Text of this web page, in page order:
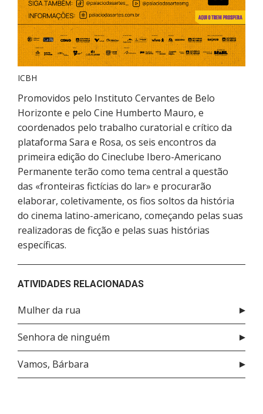
ICBH
Promovidos pelo Instituto Cervantes de Belo
Horizonte e pelo Cine Humberto Mauro, e
coordenados pelo trabalho curatorial e crítico da
plataforma Sara e Rosa, os seis encontros da
primeira edição do Cineclube Ibero-Americano
Permanente terão como tema central a questão
das «fronteiras fictícias do lar» e procurarão
elaborar, coletivamente, os fios soltos da história
do cinema latino-americano, começando pelas suas
realizadoras de ficção e pelas suas histórias
específicas.
ATIVIDADES RELACIONADAS
Mulher da rua
Senhora de ninguém
Vamos, Bárbara